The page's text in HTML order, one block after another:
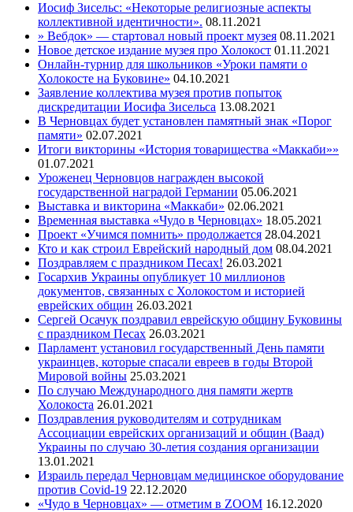
Иосиф Зисельс: «Некоторые религиозные аспекты
коллективной идентичности». 08.11.2021
» Вебдок» — стартовал новый проект музея 08.11.2021
Новое детское издание музея про Холокост 01.11.2021
Онлайн-турнир для школьников «Уроки памяти о
Холокосте на Буковине» 04.10.2021
Заявление коллектива музея против попыток
дискредитации Иосифа Зисельса 13.08.2021
В Черновцах будет установлен памятный знак «Порог
памяти» 02.07.2021
Итоги викторины «История товарищества «Маккаби»»
01.07.2021
Уроженец Черновцов награжден высокой
государственной наградой Германии 05.06.2021
Выставка и викторина «Маккаби» 02.06.2021
Временная выставка «Чудо в Черновцах» 18.05.2021
Проект «Учимся помнить» продолжается 28.04.2021
Кто и как строил Еврейский народный дом 08.04.2021
Поздравляем с праздником Песах! 26.03.2021
Госархив Украины опубликует 10 миллионов
документов, связанных с Холокостом и историей
еврейских общин 26.03.2021
Сергей Осачук поздравил еврейскую общину Буковины
с праздником Песах 26.03.2021
Парламент установил государственный День памяти
украинцев, которые спасали евреев в годы Второй
Мировой войны 25.03.2021
По случаю Международного дня памяти жертв
Холокоста 26.01.2021
Поздравления руководителям и сотрудникам
Ассоциации еврейских организаций и общин (Ваад)
Украины по случаю 30-летия создания организации
13.01.2021
Израиль передал Черновцам медицинское оборудование
против Covid-19 22.12.2020
«Чудо в Черновцах» — отметим в ZOOM 16.12.2020